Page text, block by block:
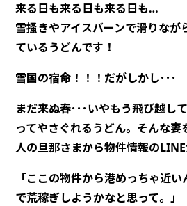
来る日も来る日も来る日も…
雪掻きやアイスバーンで滑りな
ているうどんです！
雪国の宿命！！！だがしかし･･･
まだ来ぬ春･･･いやもう飛び越し
ってやさぐれるうどん。そんな
人の旦那さまから物件情報のLINE
「ここの物件から港めっちゃ近
で荒稼ぎしようかなと思って。」